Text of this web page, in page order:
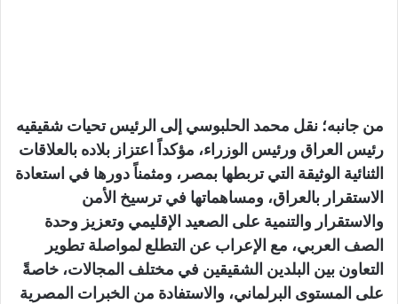
من جانبه؛ نقل محمد الحلبوسي إلى الرئيس تحيات شقيقيه
رئيس العراق ورئيس الوزراء، مؤكداً اعتزاز بلاده بالعلاقات
الثنائية الوثيقة التي تربطها بمصر، ومثمناً دورها في استعادة
الاستقرار بالعراق، ومساهماتها في ترسيخ الأمن
والاستقرار والتنمية على الصعيد الإقليمي وتعزيز وحدة
الصف العربي، مع الإعراب عن التطلع لمواصلة تطوير
التعاون بين البلدين الشقيقين في مختلف المجالات، خاصةً
على المستوى البرلماني، والاستفادة من الخبرات المصرية